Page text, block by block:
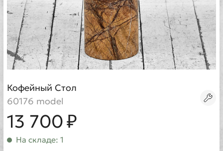
Кофейный Стол
60176 model
13 700 ₽
На складе: 1